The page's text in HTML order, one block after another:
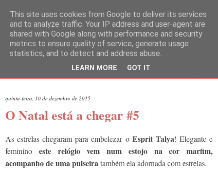
quinta-feira, 10 de dezembro de 2015
O Natal está a chegar #5
As estrelas chegaram para embelezar o Esprit Talya! Elegante e
feminino este relógio vem num estojo na cor marfim,
acompanho de uma pulseiratambém ela adornada com estrelas.
This site uses cookies from Google to deliver its services
and to analyze traffic. Your IP address and user-agent are
shared with Google along with performance and security
metrics to ensure quality of service, generate usage
statistics, and to detect and address abuse.
LEARN MORE GOT IT